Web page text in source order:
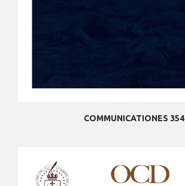
COMMUNICATIONES 354